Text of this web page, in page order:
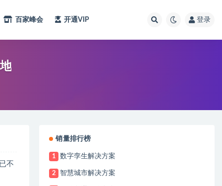
百家峰会 开通VIP 登录
不
销量排行榜
1 数字孪生解决方案
2 智慧城市解决方案